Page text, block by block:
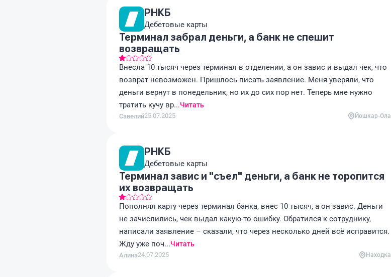
РНКБ
Дебетовые карты
Терминал забрал деньги, а банк не спешит
возвращать
Внесла 10 тысяч через терминал в отделении, а он завис и выдал чек, что
возврат невозможен. Пришлось писать заявление. Меня уверяли, что
деньги вернут в понедельник, но их до сих пор нет. Теперь мне нужно
тратить кучу вр...Читать
Савелий25.07.2025 Йошкар-Ола
РНКБ
Дебетовые карты
Терминал завис и "съел" деньги, а банк не торопится
их возвращать
Пополнял карту через терминал банка, внес 10 тысяч, а он завис. Деньги
не зачислились, чек выдал какую-то ошибку. Обратился к сотруднику,
написали заявление – сказали, что через несколько дней всё исправится.
Жду уже поч...Читать
Алина24.07.2025 Находка